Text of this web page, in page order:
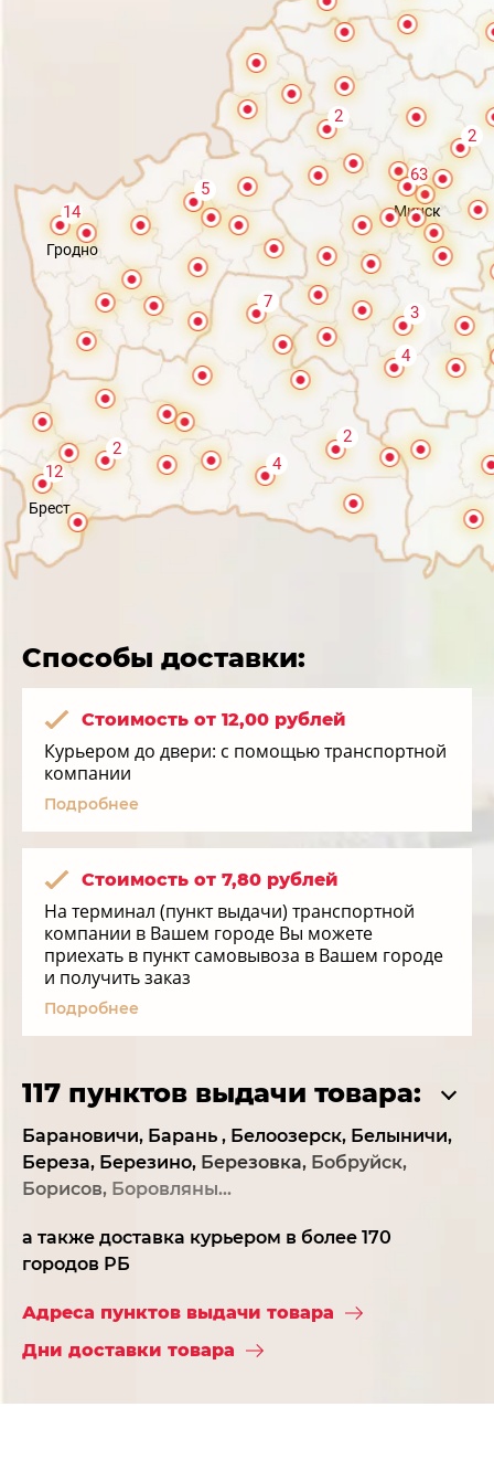
7
Брест
12
Гродно
14
2
2
5
2
Минск
63
2
4
3
4
Способы доставки:
Стоимость от 12,00 рублей
Курьером до двери: с помощью транспортной
компании
Подробнее
Стоимость от 7,80 рублей
На терминал (пункт выдачи) транспортной
компании в Вашем городе Вы можете
приехать в пункт самовывоза в Вашем городе
и получить заказ
Подробнее
117 пунктов выдачи товара:
Барановичи, Барань , Белоозерск, Белыничи,
Береза, Березино, Березовка, Бобруйск,
Борисов, Боровляны...
а также доставка курьером в более 170
городов РБ
Адреса пунктов выдачи товара
Дни доставки товара